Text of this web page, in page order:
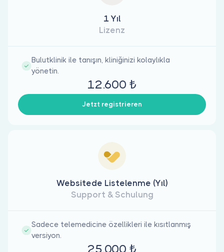
1 Yıl
Lizenz
Bulutklinik ile tanışın, kliniğinizi kolaylıkla
yönetin.
12.600 ₺
Jetzt registrieren
Websitede Listelenme (Yıl)
Support & Schulung
Sadece telemedicine özellikleri ile kısıtlanmış
versiyon.
25.000 ₺